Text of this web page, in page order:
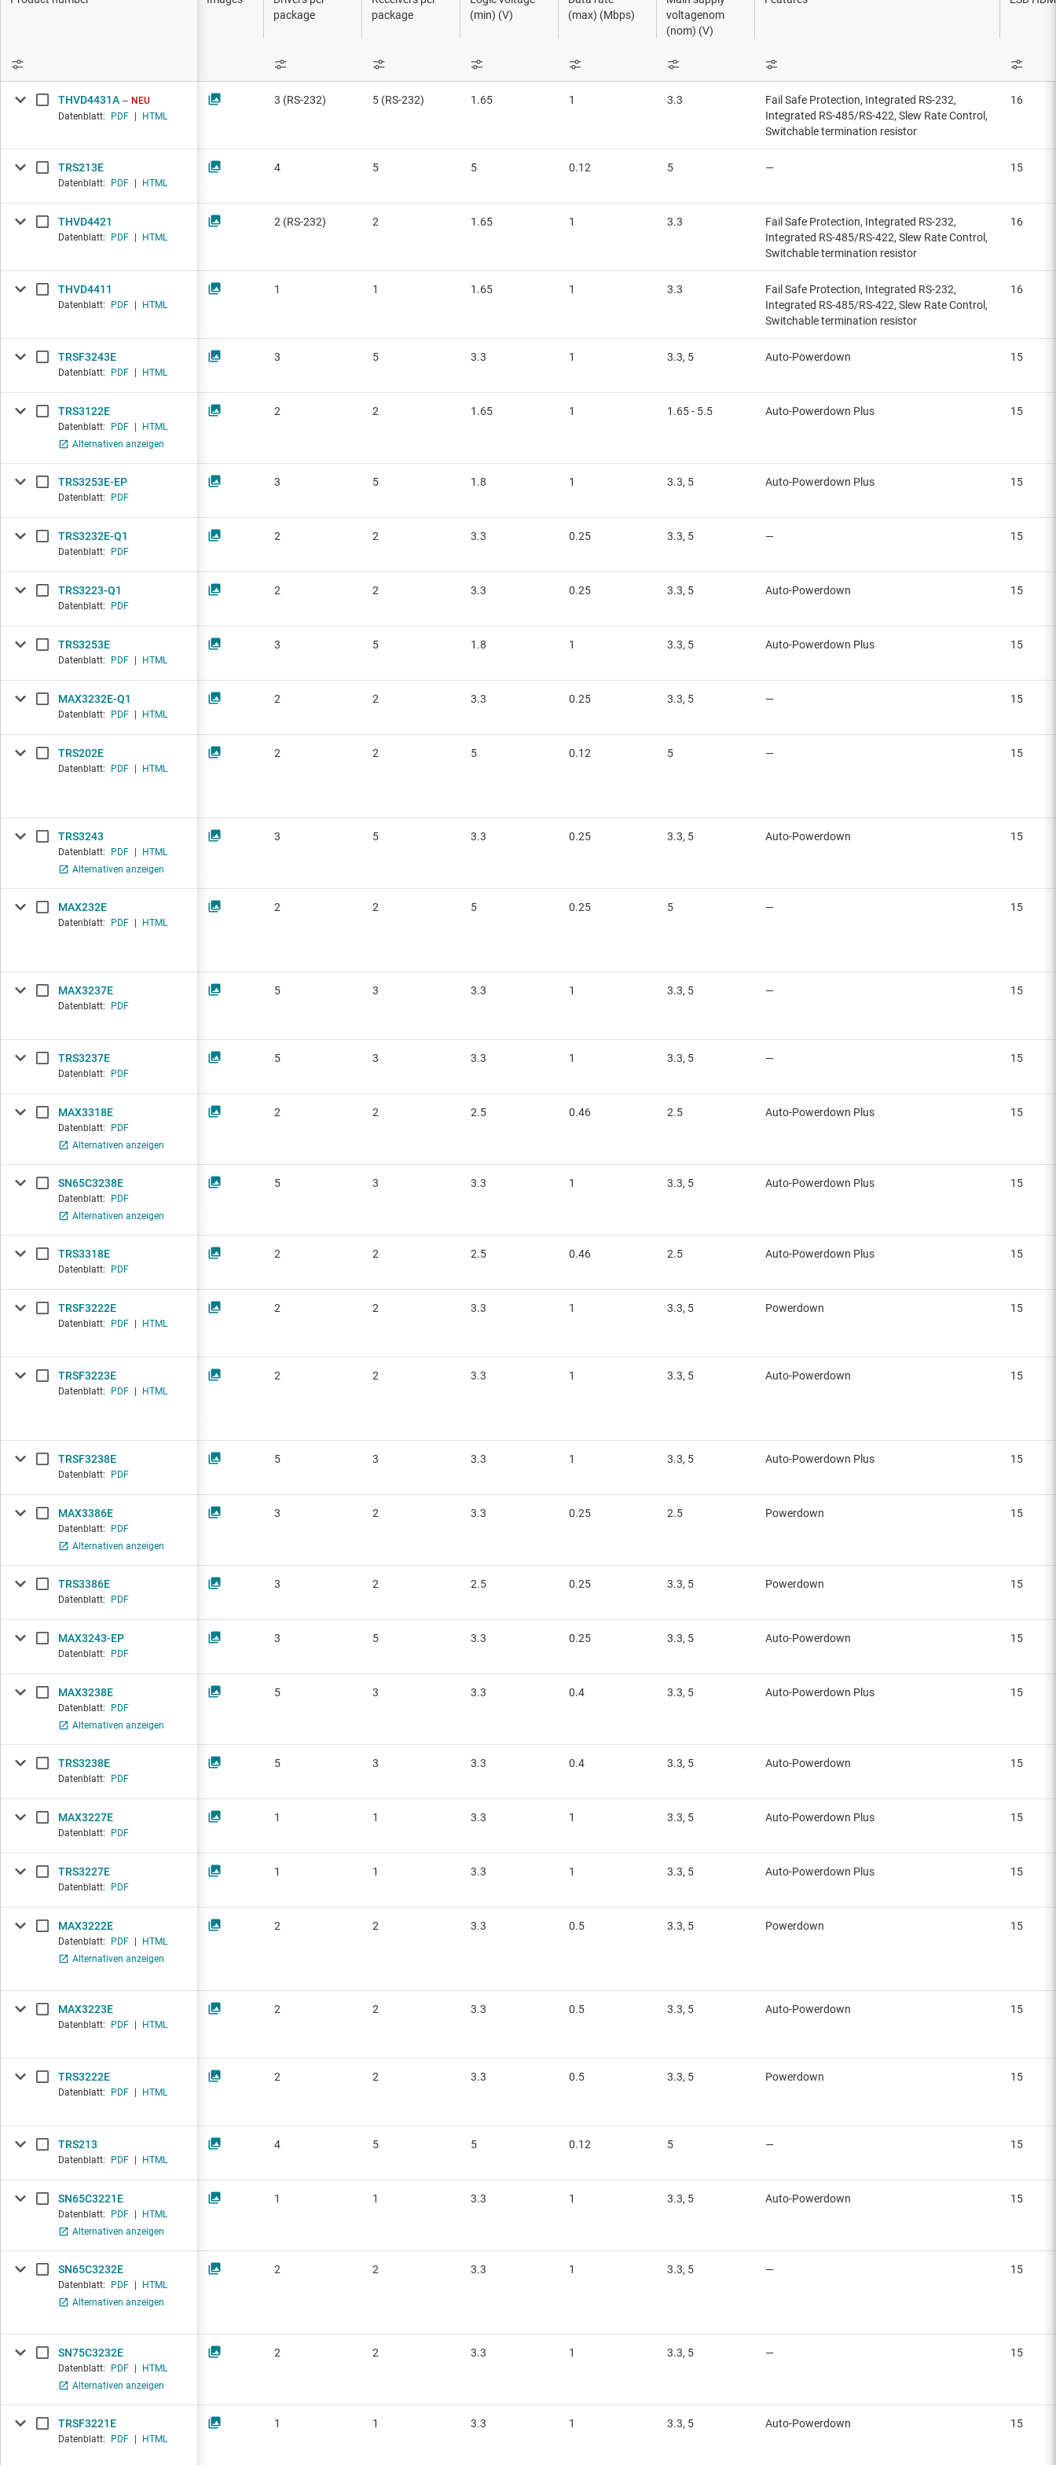
DLP-Produkte
Schnittstelle
Sensoren
Schalter und Multiplexer
IO-Link und Digital-E/A
LIN-Transceiver
ICs für Schnittstelle für Multischaltererfassung (MSDI)
ICs für serielle digitale Schnittstelle (SDI)
System-Basis-Chips (SBC)
package
package
(min) (V)
(max) (Mbps)
voltagenom
(nom) (V)
THVD4431A
NEU
Datenblatt:
PDF HTML
TRS213E
Datenblatt: PDF HTML
THVD4421
Datenblatt: PDF HTML
THVD4411
Datenblatt: PDF HTML
TRSF3243E
Datenblatt: PDF HTML
TRS3122E
Datenblatt: PDF
HTML
Alternativen anzeigen
TRS3253E-EP
Datenblatt: PDF
TRS3232E-Q1
Datenblatt: PDF
TRS3223-Q1
Datenblatt: PDF
TRS3253E
Datenblatt: PDF HTML
MAX3232E-Q1
Datenblatt: PDF HTML
TRS202E
Datenblatt: PDF HTML
TRS3243
Datenblatt: PDF
HTML
Alternativen anzeigen
MAX232E
Datenblatt: PDF HTML
MAX3237E
Datenblatt: PDF
TRS3237E
Datenblatt: PDF
MAX3318E
Datenblatt:
PDF
Alternativen anzeigen
SN65C3238E
Datenblatt:
PDF
Alternativen anzeigen
TRS3318E
Datenblatt: PDF
TRSF3222E
Datenblatt: PDF HTML
TRSF3223E
Datenblatt: PDF HTML
TRSF3238E
Datenblatt: PDF
MAX3386E
Datenblatt:
PDF
Alternativen anzeigen
TRS3386E
Datenblatt: PDF
MAX3243-EP
Datenblatt: PDF
MAX3238E
Datenblatt:
PDF
Alternativen anzeigen
TRS3238E
Datenblatt: PDF
MAX3227E
Datenblatt: PDF
TRS3227E
Datenblatt: PDF
MAX3222E
Datenblatt: PDF
HTML
Alternativen anzeigen
MAX3223E
Datenblatt: PDF HTML
TRS3222E
Datenblatt: PDF HTML
TRS213
Datenblatt: PDF HTML
SN65C3221E
Datenblatt: PDF
HTML
Alternativen anzeigen
SN65C3232E
Datenblatt: PDF
HTML
Alternativen anzeigen
SN75C3232E
Datenblatt: PDF
HTML
Alternativen anzeigen
TRSF3221E
Datenblatt: PDF HTML
3 (RS-232) 5 (RS-232) 1.65 1 3.3
Fail Safe Protection, Integrated RS-232,
Integrated RS-485/RS-422, Slew Rate Control,
Switchable termination resistor
16
4 5 5 0.12 5 — 15
2 (RS-232) 2 1.65 1 3.3
Fail Safe Protection, Integrated RS-232,
Integrated RS-485/RS-422, Slew Rate Control,
Switchable termination resistor
16
1 1 1.65 1 3.3
Fail Safe Protection, Integrated RS-232,
Integrated RS-485/RS-422, Slew Rate Control,
Switchable termination resistor
16
3 5 3.3 1 3.3, 5 Auto-Powerdown 15
2 2 1.65 1 1.65 - 5.5 Auto-Powerdown Plus 15
3 5 1.8 1 3.3, 5 Auto-Powerdown Plus 15
2 2 3.3 0.25 3.3, 5 — 15
2 2 3.3 0.25 3.3, 5 Auto-Powerdown 15
3 5 1.8 1 3.3, 5 Auto-Powerdown Plus 15
2 2 3.3 0.25 3.3, 5 — 15
2 2 5 0.12 5 — 15
3 5 3.3 0.25 3.3, 5 Auto-Powerdown 15
2 2 5 0.25 5 — 15
5 3 3.3 1 3.3, 5 — 15
5 3 3.3 1 3.3, 5 — 15
2 2 2.5 0.46 2.5 Auto-Powerdown Plus 15
5 3 3.3 1 3.3, 5 Auto-Powerdown Plus 15
2 2 2.5 0.46 2.5 Auto-Powerdown Plus 15
2 2 3.3 1 3.3, 5 Powerdown 15
2 2 3.3 1 3.3, 5 Auto-Powerdown 15
5 3 3.3 1 3.3, 5 Auto-Powerdown Plus 15
3 2 3.3 0.25 2.5 Powerdown 15
3 2 2.5 0.25 3.3, 5 Powerdown 15
3 5 3.3 0.25 3.3, 5 Auto-Powerdown 15
5 3 3.3 0.4 3.3, 5 Auto-Powerdown Plus 15
5 3 3.3 0.4 3.3, 5 Auto-Powerdown 15
1 1 3.3 1 3.3, 5 Auto-Powerdown Plus 15
1 1 3.3 1 3.3, 5 Auto-Powerdown Plus 15
2 2 3.3 0.5 3.3, 5 Powerdown 15
2 2 3.3 0.5 3.3, 5 Auto-Powerdown 15
2 2 3.3 0.5 3.3, 5 Powerdown 15
4 5 5 0.12 5 — 15
1 1 3.3 1 3.3, 5 Auto-Powerdown 15
2 2 3.3 1 3.3, 5 — 15
2 2 3.3 1 3.3, 5 — 15
1 1 3.3 1 3.3, 5 Auto-Powerdown 15